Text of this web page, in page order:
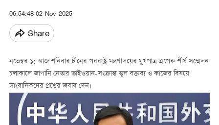
06:54:48 02-Nov-2025
Share
নভেম্বর ১: আজ শনিবার চীনের পররাষ্ট্র মন্ত্রণালয়ের মুখপাত্র এপেক শীর্ষ সম্মেলন
চলাকালে জাপানি নেতার তাইওয়ান-সংক্রান্ত ভুল বক্তব্য ও কাজের বিষয়ে
সাংবাদিকদের প্রশ্নের জবাব দেন।